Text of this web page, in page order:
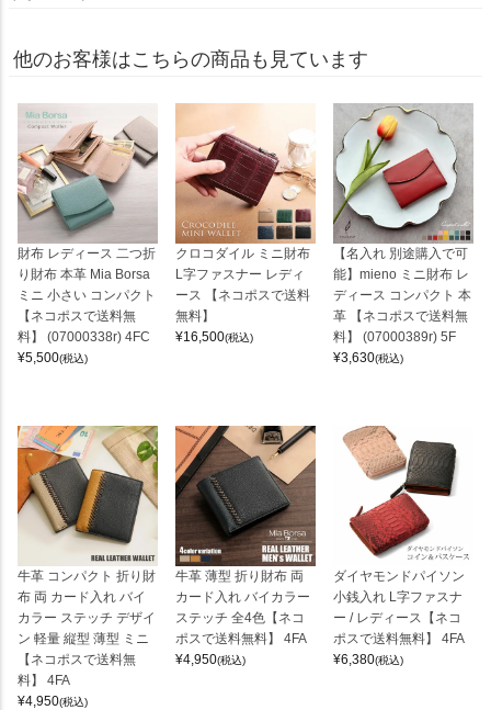
他のお客様はこちらの商品も見ています
財布 レディース 二つ折
り財布 本革 Mia Borsa
ミニ 小さい コンパクト
【ネコポスで送料無
料】 (07000338r) 4FC
¥5,500(税込)
クロコダイル ミニ財布
L字ファスナー レディ
ース 【ネコポスで送料
無料】
¥16,500(税込)
【名入れ 別途購入で可
能】mieno ミニ財布 レ
ディース コンパクト 本
革 【ネコポスで送料無
料】 (07000389r) 5F
¥3,630(税込)
牛革 コンパクト 折り財
布 両 カード入れ バイ
カラー ステッチ デザイ
ン 軽量 縦型 薄型 ミニ
【ネコポスで送料無
料】 4FA
¥4,950(税込)
牛革 薄型 折り財布 両
カード入れ バイカラー
ステッチ 全4色【ネコ
ポスで送料無料】 4FA
¥4,950(税込)
ダイヤモンドパイソン
小銭入れ L字ファスナ
ー / レディース【ネコ
ポスで送料無料】 4FA
¥6,380(税込)